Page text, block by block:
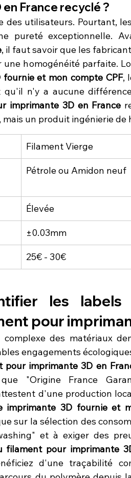
France recyclé ?
des utilisateurs. Pourtant,
pureté exceptionnelle.
, il faut savoir que les
homogénéité parfaite.
et mon compte CPF,
imprimante 3D en France
un produit ingénierie de
Filament Vierge
Pétrole ou Amidon neuf
Élevée
±0.03mm
25€ - 30€
les
pour
des matériaux
engagements
imprimante 3D en
"Origine France
d'une production
imprimante 3D fournie et
sur la sélection des
et à exiger des
filament pour imprimante
d'une traçabilité